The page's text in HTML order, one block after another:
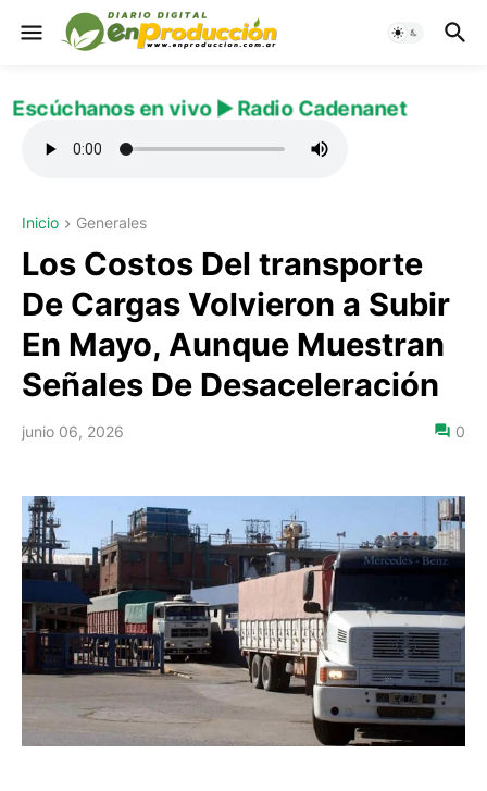
Escúchanos en vivo ▶️ Radio Cadenanet
Inicio Generales
Los Costos Del transporte
De Cargas Volvieron a Subir
En Mayo, Aunque Muestran
Señales De Desaceleración
junio 06, 2026 0